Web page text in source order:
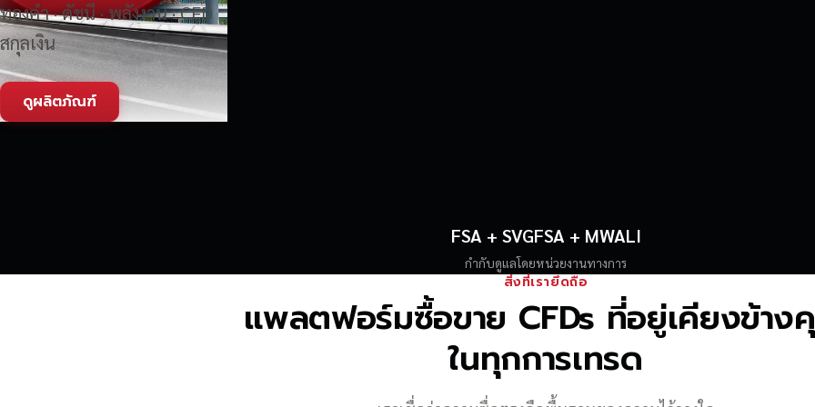
ทองคำ · ดัชนี · พลังงาน · CFD
สกุลเงิน
ดูผลิตภัณฑ์
FSA + SVGFSA + MWALI
กำกับดูแลโดยหน่วยงานทางการ
สิ่งที่เรายึดถือ
แพลตฟอร์มซื้อขาย CFDs ที่อยู่เคียงข้า
ในทุกการเทรด